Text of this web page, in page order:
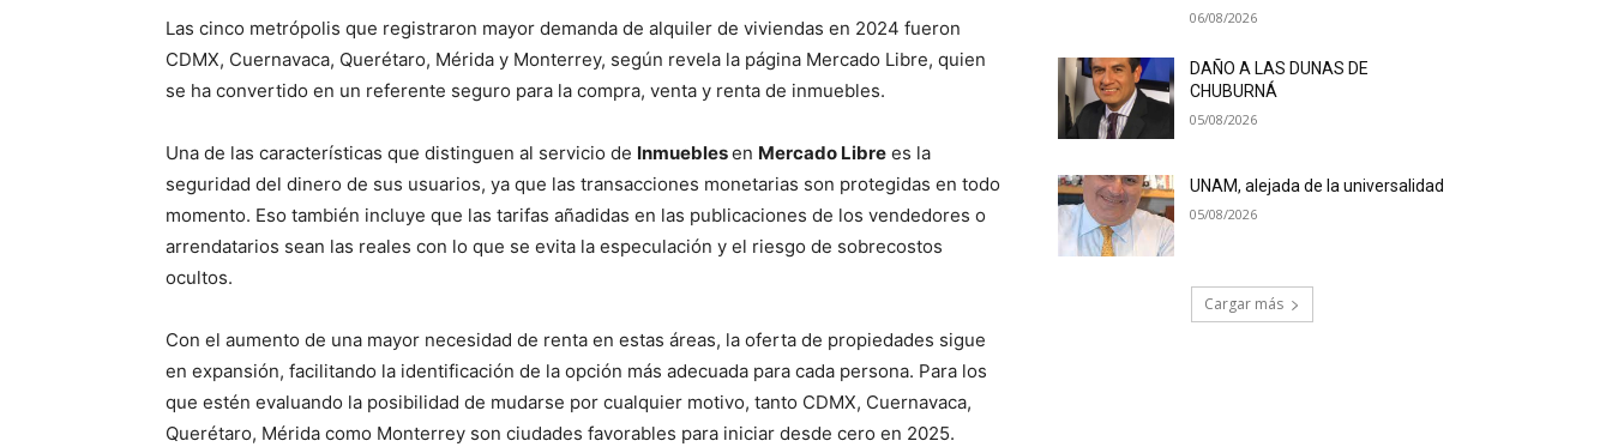
Las cinco metrópolis que registraron mayor demanda de alquiler de viviendas en 2024 fueron
CDMX, Cuernavaca, Querétaro, Mérida y Monterrey, según revela la página Mercado Libre, quien
se ha convertido en un referente seguro para la compra, venta y renta de inmuebles.
Una de las características que distinguen al servicio de Inmueblesen Mercado Libre es la
seguridad del dinero de sus usuarios, ya que las transacciones monetarias son protegidas en todo
momento. Eso también incluye que las tarifas añadidas en las publicaciones de los vendedores o
arrendatarios sean las reales con lo que se evita la especulación y el riesgo de sobrecostos
ocultos.
Con el aumento de una mayor necesidad de renta en estas áreas, la oferta de propiedades sigue
en expansión, facilitando la identificación de la opción más adecuada para cada persona. Para los
que estén evaluando la posibilidad de mudarse por cualquier motivo, tanto CDMX, Cuernavaca,
Querétaro, Mérida como Monterrey son ciudades favorables para iniciar desde cero en 2025.
06/08/2026
DAÑO A LAS DUNAS DE
CHUBURNÁ
05/08/2026
UNAM, alejada de la universalidad
05/08/2026
Cargar más